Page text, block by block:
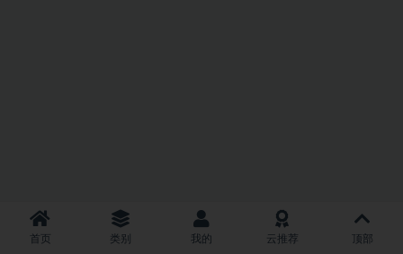
首页 类别 我的 云推荐 顶部